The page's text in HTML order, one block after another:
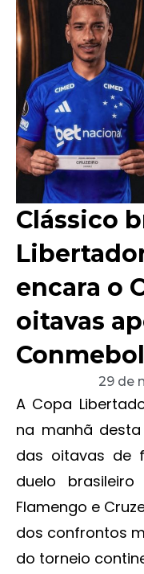
Clássico
encara o
oitavas
Conmebol
29 de
A Copa
na manhã
das oitavas de
duelo
Flamengo e
dos confrontos
do torneio